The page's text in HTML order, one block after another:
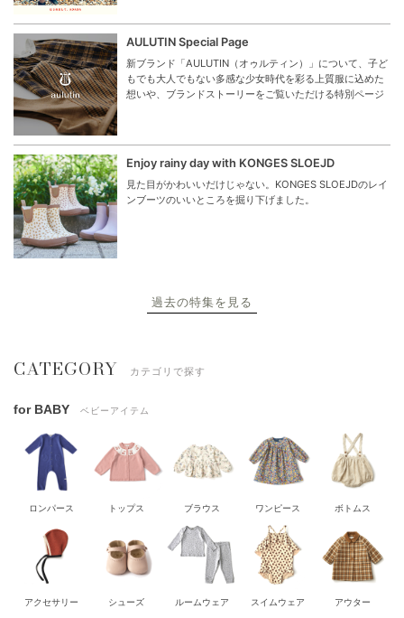
AULUTIN Special Page
新ブランド「AULUTIN（オゥルティン）」について、子ど
もでも大人でもない多感な少女時代を彩る上質服に込めた
想いや、ブランドストーリーをご覧いただける特別ページ
Enjoy rainy day with KONGES SLOEJD
見た目がかわいいだけじゃない。KONGES SLOEJDのレイ
ンブーツのいいところを掘り下げました。
過去の特集を見る
CATEGORY カテゴリで探す
for BABY ベビーアイテム
ロンパース トップス ブラウス ワンピース ボトムス
アクセサリー シューズ ルームウェア スイムウェア アウター